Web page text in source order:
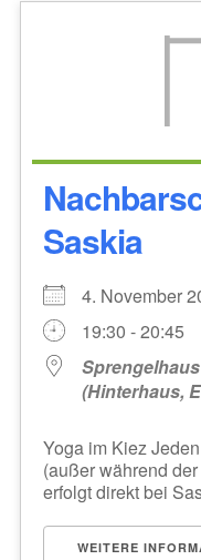
Saskia
4. November
19:30 - 20:45
(Hinterhaus,
Yoga im Kiez
(außer während
erfolgt direkt bei
WEITERE